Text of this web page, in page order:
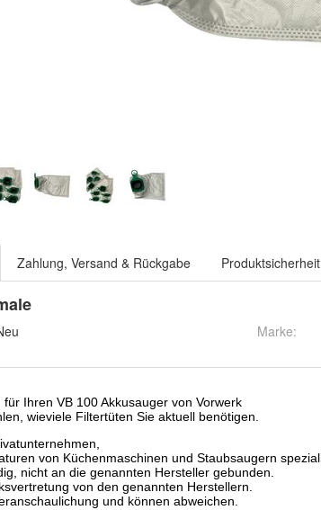
Zahlung, Versand & Rückgabe Produktsicherheit
Marke: